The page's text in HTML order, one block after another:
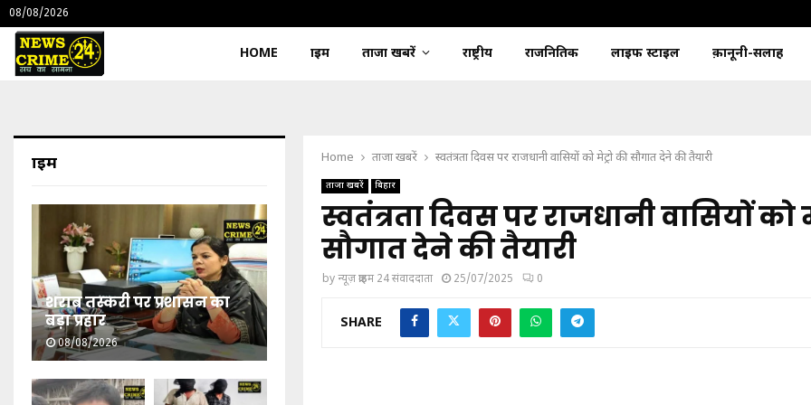
08/08/2026
HOME क्राइम ताजा खबरें राष्ट्रीय राजनितिक लाइफ स्टाइल क़ानूनी-सलाह
Home ताजा खबरें स्वतंत्रता दिवस पर राजधानी वासियों को मेट्रो की सौगात देने की तैयारी
ताजा खबरें बिहार
स्वतंत्रता दिवस पर राजधानी वासियों को
सौगात देने की तैयारी
byन्यूज़ क्राइम 24 संवाददाता 25/07/2025 0
SHARE
क्राइम
शराब तस्करी पर प्रशासन का
बड़ा प्रहार
08/08/2026